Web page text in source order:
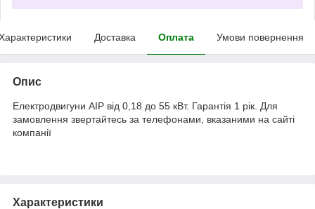
Доставка Оплата Умови повернення
Опис
Електродвигуни АІР від 0,18 до 55 кВт. Гарантія 1 рік. Для
замовлення звертайтесь за телефонами, вказаними на сайті
компанії
Характеристики